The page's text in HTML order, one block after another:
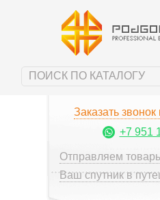
Заказать звонок
+7 951
Отправляем
Ваш спутник в